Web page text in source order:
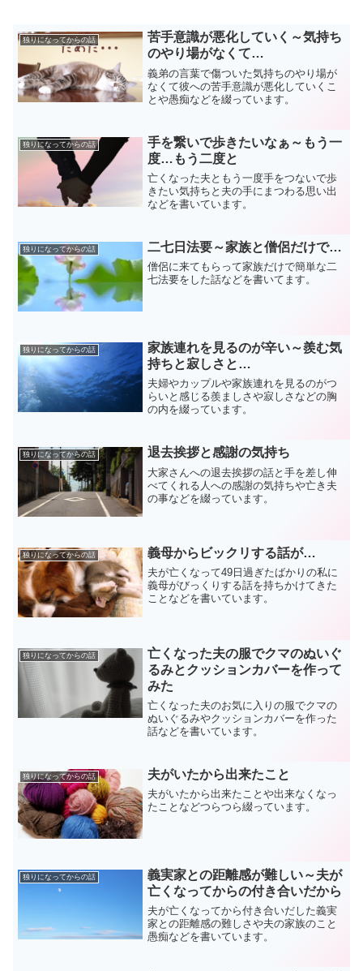
独りになってからの話
苦手意識が悪化していく～気持ち
のやり場がなくて…
義弟の言葉で傷ついた気持ちのやり場が
なくて彼への苦手意識が悪化していくこ
とや愚痴などを綴っています。
独りになってからの話
手を繋いで歩きたいなぁ～もう一
度…もう二度と
亡くなった夫ともう一度手をつないで歩
きたい気持ちと夫の手にまつわる思い出
などを書いています。
独りになってからの話 二七日法要～家族と僧侶だけで…
僧侶に来てもらって家族だけで簡単な二
七法要をした話などを書いてます。
独りになってからの話
家族連れを見るのが辛い～羨む気
持ちと寂しさと…
夫婦やカップルや家族連れを見るのがつ
らいと感じる羨ましさや寂しさなどの胸
の内を綴っています。
独りになってからの話 退去挨拶と感謝の気持ち
大家さんへの退去挨拶の話と手を差し伸
べてくれる人への感謝の気持ちや亡き夫
の事などを綴っています。
独りになってからの話 義母からビックリする話が…
夫が亡くなって49日過ぎたばかりの私に
義母がびっくりする話を持ちかけてきた
ことなどを書いています。
独りになってからの話
亡くなった夫の服でクマのぬいぐ
るみとクッションカバーを作って
みた
亡くなった夫のお気に入りの服でクマの
ぬいぐるみやクッションカバーを作った
話などを書いています。
独りになってからの話 夫がいたから出来たこと
夫がいたから出来たことや出来なくなっ
たことなどつらつら綴っています。
独りになってからの話
義実家との距離感が難しい～夫が
亡くなってからの付き合いだから
夫が亡くなってから付き合いだした義実
家との距離感の難しさや夫の家族のこと
愚痴などを書いています。